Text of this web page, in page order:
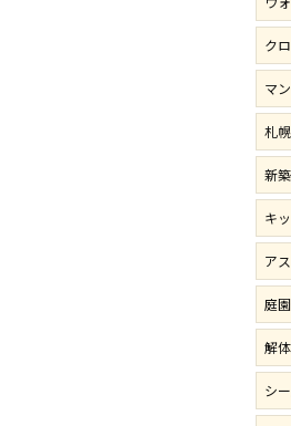
ク
マ
札
新
キ
ア
庭
解
シ